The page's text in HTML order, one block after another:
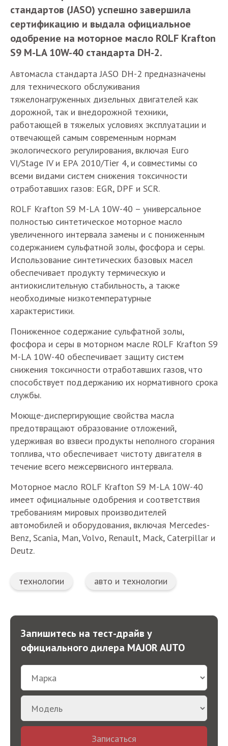
стандартов (JASO) успешно завершила
сертификацию и выдала официальное
одобрение на моторное масло ROLF Krafton
S9 M-LA 10W-40 стандарта DH-2.
Автомасла стандарта JASO DH-2 предназначены
для технического обслуживания
тяжелонагруженных дизельных двигателей как
дорожной, так и внедорожной техники,
работающей в тяжелых условиях эксплуатации и
отвечающей самым современным нормам
экологического регулирования, включая Euro
VI/Stage IV и EPA 2010/Tier 4, и совместимы со
всеми видами систем снижения токсичности
отработавших газов: EGR, DPF и SCR.
ROLF Krafton S9 M-LA 10W-40 – универсальное
полностью синтетическое моторное масло
увеличенного интервала замены и с пониженным
содержанием сульфатной золы, фосфора и серы.
Использование синтетических базовых масел
обеспечивает продукту термическую и
антиокислительную стабильность, а также
необходимые низкотемпературные
характеристики.
Пониженное содержание сульфатной золы,
фосфора и серы в моторном масле ROLF Krafton S9
M-LA 10W-40 обеспечивает защиту систем
снижения токсичности отработавших газов, что
способствует поддержанию их нормативного срока
службы.
Моюще-диспергирующие свойства масла
предотвращают образование отложений,
удерживая во взвеси продукты неполного сгорания
топлива, что обеспечивает чистоту двигателя в
течение всего межсервисного интервала.
Моторное масло ROLF Krafton S9 M-LA 10W-40
имеет официальные одобрения и соответствия
требованиям мировых производителей
автомобилей и оборудования, включая Mercedes-
Benz, Scania, Man, Volvo, Renault, Mack, Caterpillar и
Deutz.
технологии авто и технологии
Запишитесь на тест-драйв у
официального дилера MAJOR AUTO
Записаться